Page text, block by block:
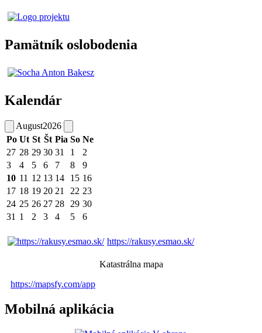
Pamätník oslobodenia
Kalendár
August2026
Po Ut St Št Pia So Ne
27 28 29 30 31 1
2
3
4 5 6 7 8
9
10 11 12 13 14 15 16
17 18 19 20 21 22 23
24 25 26 27 28 29 30
31 1 2 3 4 5 6
https://rakusy.esmao.sk/
Katastrálna mapa
https://mapsfy.com/app
Mobilná aplikácia